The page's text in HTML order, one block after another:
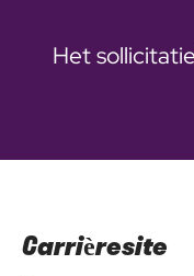
Het
Carrièresite